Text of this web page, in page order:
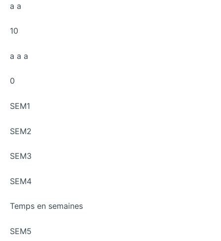
a a
10
a a a
0
SEM1
SEM2
SEM3
SEM4
Temps en semaines
SEM5